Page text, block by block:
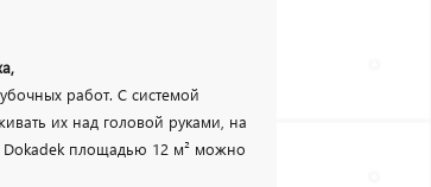
работ. С системой
их над головой руками, на
Dokadek площадью 12 м² можно